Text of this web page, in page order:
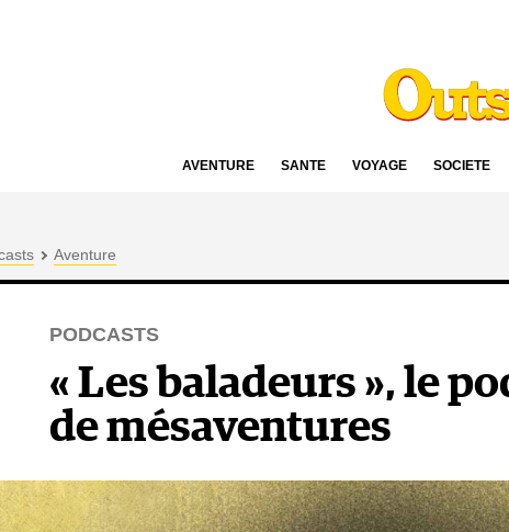
AVENTURE SANTÉ VOYAGE SOCIÉTÉ
Aventure
PODCASTS
« Les baladeurs », le
de mésaventures